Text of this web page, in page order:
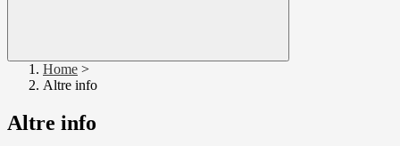
Home >
Altre info
Altre info